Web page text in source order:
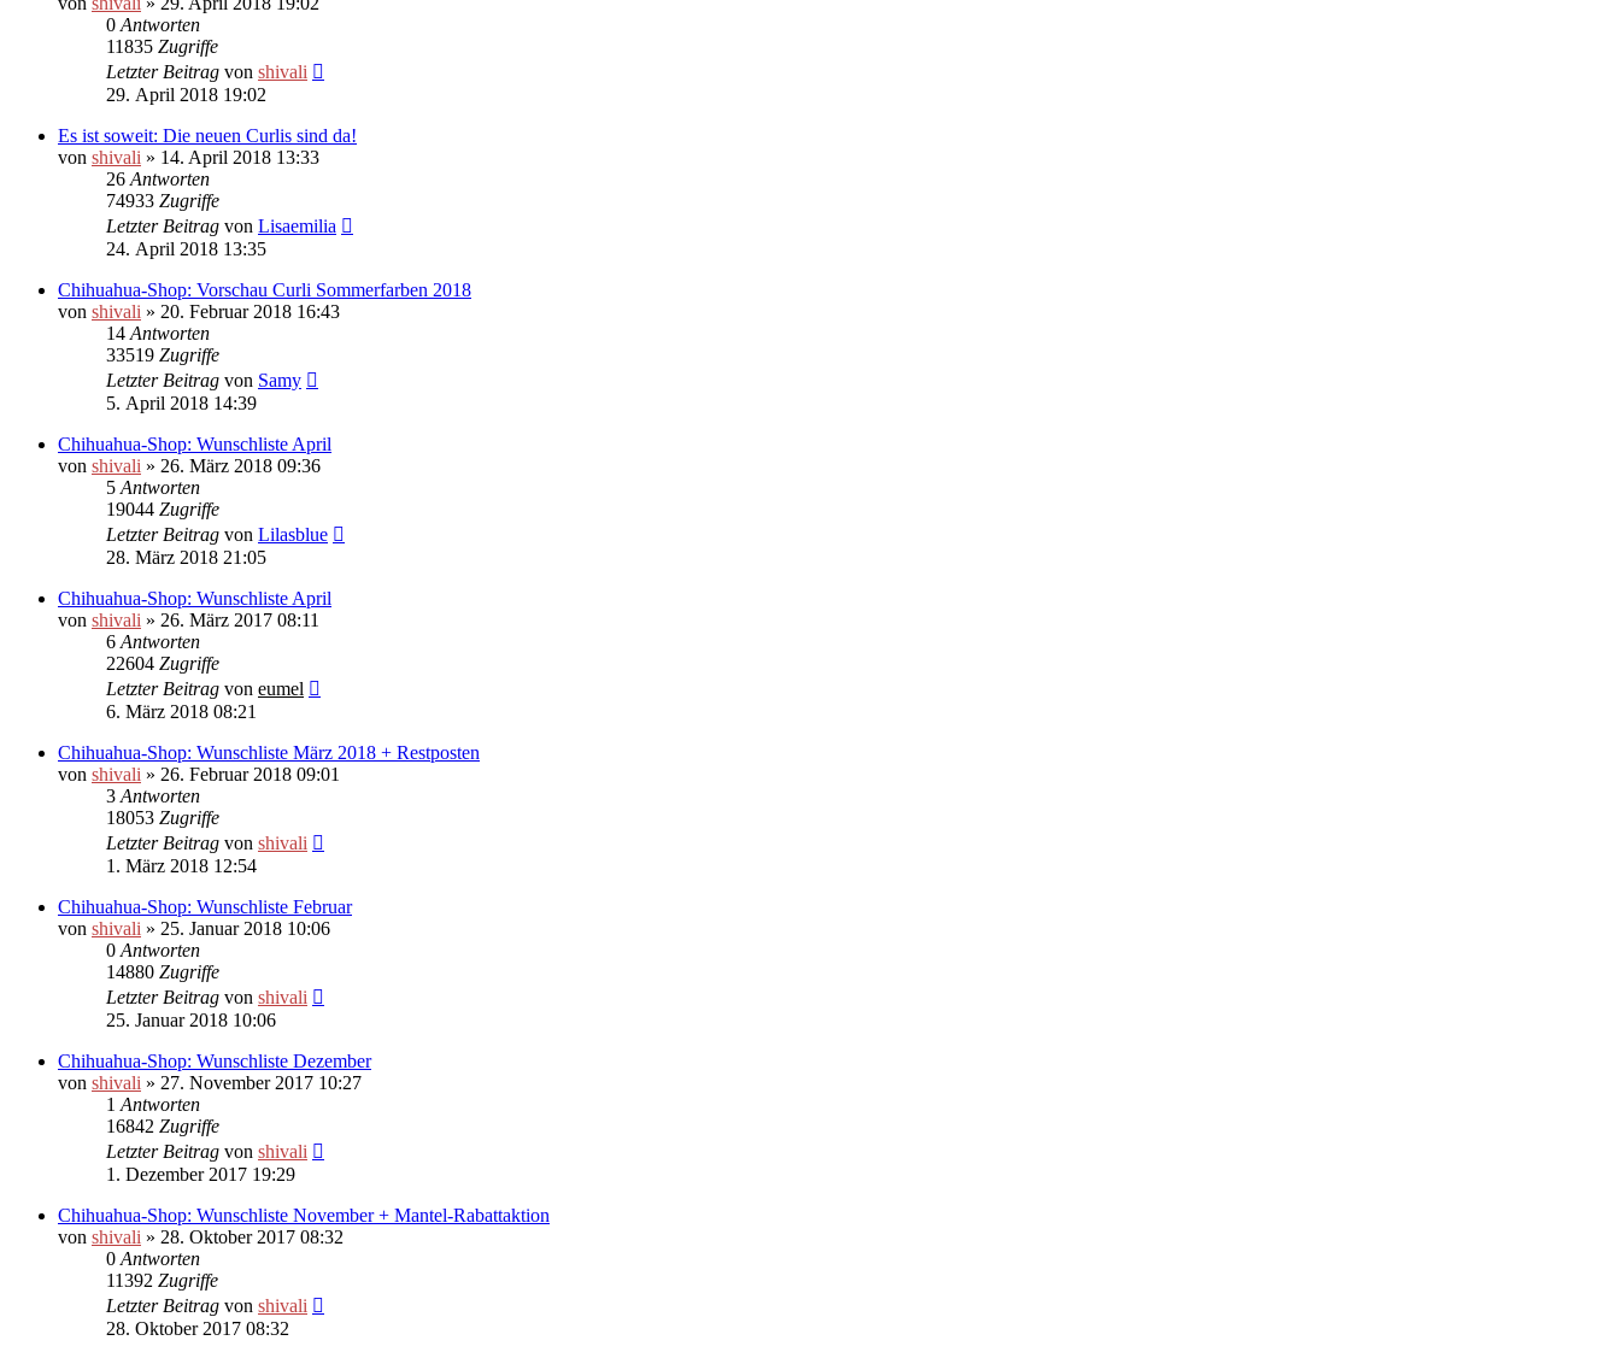
0 Antworten
11835 Zugriffe
Letzter Beitrag von shivali
29. April 2018 19:02
Es ist soweit: Die neuen Curlis sind da!
von shivali » 14. April 2018 13:33
26 Antworten
74933 Zugriffe
Letzter Beitrag von Lisaemilia
24. April 2018 13:35
Chihuahua-Shop: Vorschau Curli Sommerfarben 2018
von shivali » 20. Februar 2018 16:43
14 Antworten
33519 Zugriffe
Letzter Beitrag von Samy
5. April 2018 14:39
Chihuahua-Shop: Wunschliste April
von shivali » 26. März 2018 09:36
5 Antworten
19044 Zugriffe
Letzter Beitrag von Lilasblue
28. März 2018 21:05
Chihuahua-Shop: Wunschliste April
von shivali » 26. März 2017 08:11
6 Antworten
22604 Zugriffe
Letzter Beitrag von eumel
6. März 2018 08:21
Chihuahua-Shop: Wunschliste März 2018 + Restposten
von shivali » 26. Februar 2018 09:01
3 Antworten
18053 Zugriffe
Letzter Beitrag von shivali
1. März 2018 12:54
Chihuahua-Shop: Wunschliste Februar
von shivali » 25. Januar 2018 10:06
0 Antworten
14880 Zugriffe
Letzter Beitrag von shivali
25. Januar 2018 10:06
Chihuahua-Shop: Wunschliste Dezember
von shivali » 27. November 2017 10:27
1 Antworten
16842 Zugriffe
Letzter Beitrag von shivali
1. Dezember 2017 19:29
Chihuahua-Shop: Wunschliste November + Mantel-Rabattaktion
von shivali » 28. Oktober 2017 08:32
0 Antworten
11392 Zugriffe
Letzter Beitrag von shivali
28. Oktober 2017 08:32